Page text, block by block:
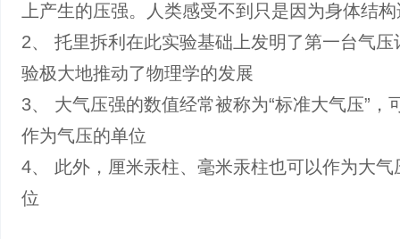
上产生的压强。人类感受不到只是因为身体结
2、 托里拆利在此实验基础上发明了第一台气压
验极大地推动了物理学的发展
3、 大气压强的数值经常被称为“标准大气压”，
作为气压的单位
4、 此外，厘米汞柱、毫米汞柱也可以作为大气
位